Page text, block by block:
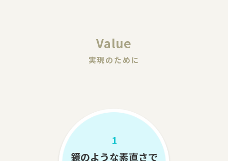
Value
実現のために
1
鏡のような素直さで